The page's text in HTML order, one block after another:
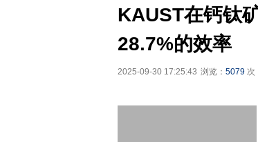
KAUST在钙钛
28.7%的效率
2025-09-30 17:25:43 浏览： 5079 次